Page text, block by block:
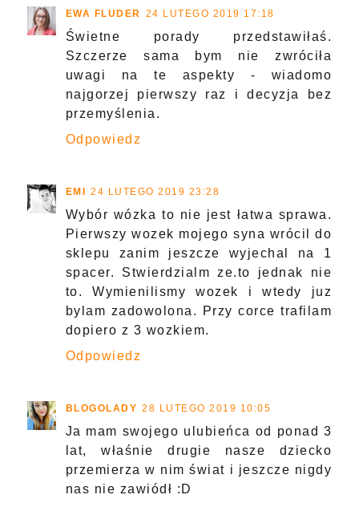
EWA FLUDER 24 LUTEGO 2019 17:18
Świetne porady przedstawiłaś.
Szczerze sama bym nie zwróciła
uwagi na te aspekty - wiadomo
najgorzej pierwszy raz i decyzja bez
przemyślenia.
Odpowiedz
EMI 24 LUTEGO 2019 23:28
Wybór wózka to nie jest łatwa sprawa.
Pierwszy wozek mojego syna wrócil do
sklepu zanim jeszcze wyjechal na 1
spacer. Stwierdzialm ze.to jednak nie
to. Wymienilismy wozek i wtedy juz
bylam zadowolona. Przy corce trafilam
dopiero z 3 wozkiem.
Odpowiedz
BLOGOLADY 28 LUTEGO 2019 10:05
Ja mam swojego ulubieńca od ponad 3
lat, właśnie drugie nasze dziecko
przemierza w nim świat i jeszcze nigdy
nas nie zawiódł :D